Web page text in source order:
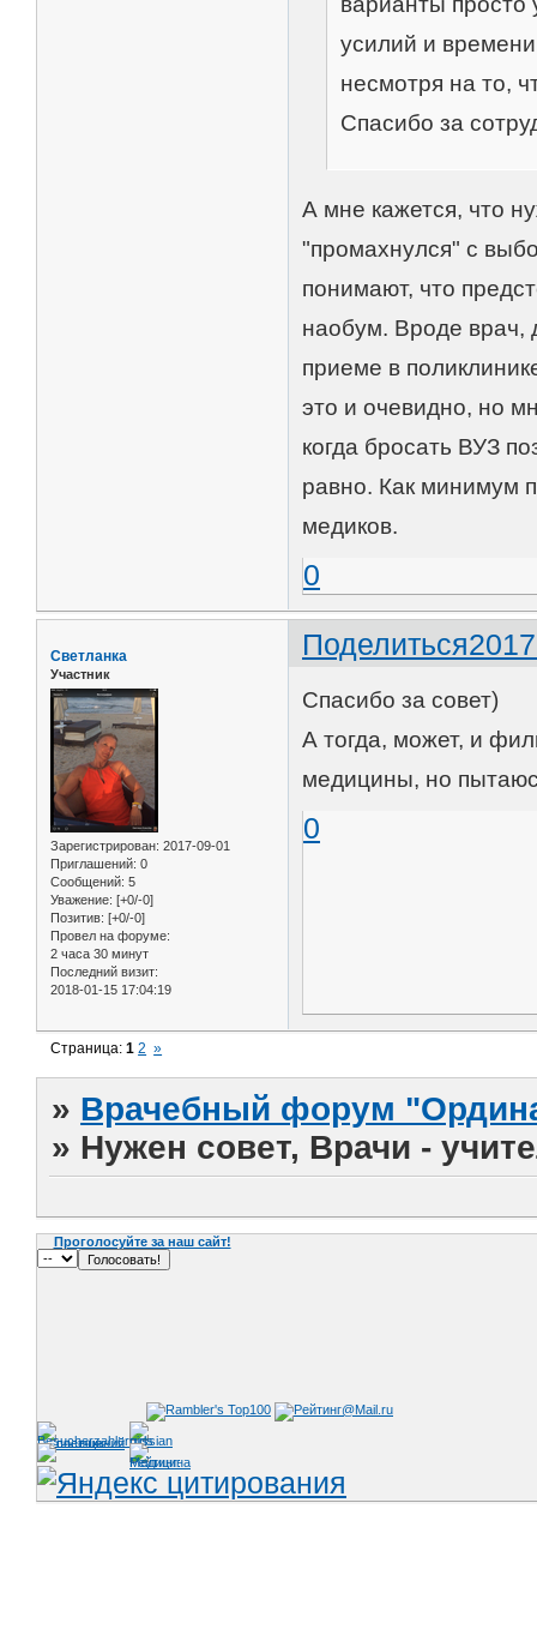
усилий и
несмотря на то,
Спасибо за
А мне кажется, что
"промахнулся" с
понимают, что
наобум. Вроде врач,
приеме в
это и очевидно, но
когда бросать ВУЗ
равно. Как минимум
медиков.
0
Поделиться
Светланка
Участник
Зарегистрирован: 2017-09-01
Приглашений: 0
Сообщений: 5
Уважение: [+0/-0]
Позитив: [+0/-0]
Провел на форуме:
2 часа 30 минут
Последний визит:
2018-01-15 17:04:19
Спасибо за совет)
А тогда, может, и
медицины, но
0
Страница:1 2 »
» Врачебный форум
» Нужен совет, Врачи -
Проголосуйте за наш сайт!